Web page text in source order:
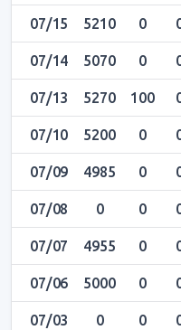
07/15 5210 0
07/14 5070 0
07/13 5270 100
07/10 5200 0
07/09 4985 0
07/08 0 0
07/07 4955 0
07/06 5000 0
07/03 0 0